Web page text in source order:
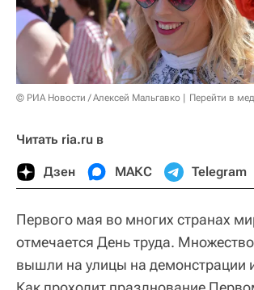
© РИА Новости / Алексей Мальгавко Перейти в
Читать ria.ru в
Дзен МАКС Telegram
Первого мая во многих странах
отмечается День труда.
вышли на улицы на демонстрации